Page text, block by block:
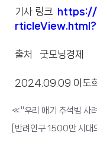
기사 링크 https://
출처 굿모닝경제
2024.09.09 이도
«"우리 애기 추석빔 사